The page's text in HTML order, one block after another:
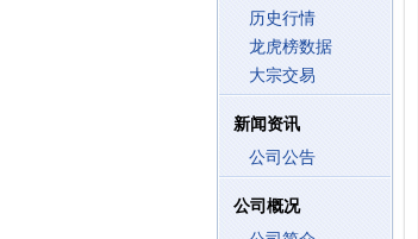
历史行情
龙虎榜数据
大宗交易
新闻资讯
公司公告
公司概况